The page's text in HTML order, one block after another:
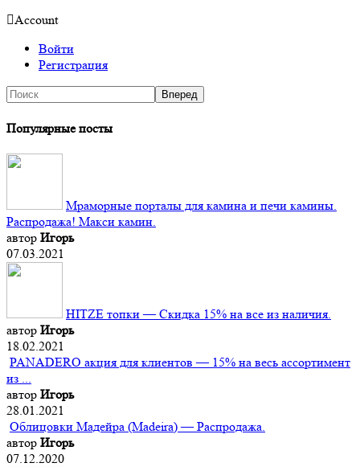
Account
Войти
Регистрация
Популярные посты
Мраморные порталы для камина и печи камины.
Распродажа! Макси камин.
автор Игорь
07.03.2021
HITZE топки — Скидка 15% на все из наличия.
автор Игорь
18.02.2021
PANADERO акция для клиентов — 15% на весь ассортимент
из ...
автор Игорь
28.01.2021
Облицовки Мадейра (Мadeira) — Распродажа.
автор Игорь
07.12.2020